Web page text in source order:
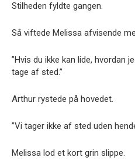
Stilheden fyldte gangen.
Så viftede Melissa afvisende
”Hvis du ikke kan lide, hvordan
tage af sted.”
Arthur rystede på hovedet.
”Vi tager ikke af sted uden
Melissa lod et kort grin slippe.